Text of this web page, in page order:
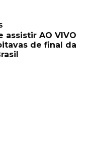
AO VIVO
de final da